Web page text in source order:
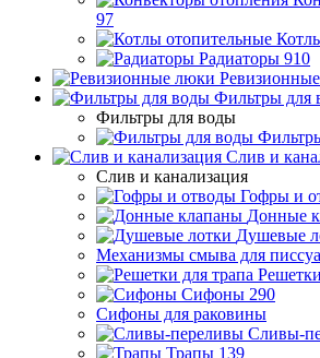
97
Радиаторы 910
Фильтры для
Фильтры для воды
Слив и
Слив и канализация
Гофры и
Донные
Душевые
Механизмы смыва для
Сифоны 290
Сифоны для раковины
Сливы-
Трапы 139